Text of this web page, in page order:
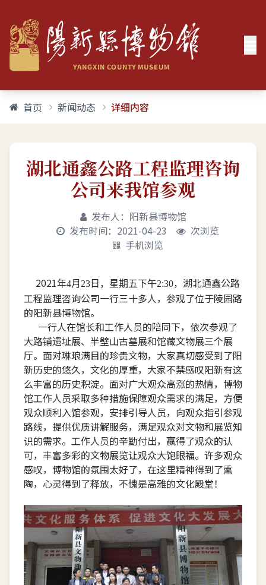
首页 新闻动态 详细内容
湖北通鑫公路工程监理咨询
公司来我馆参观
发布人：阳新县博物馆
发布时间：2021-04-23
次浏览
手机浏览
2021年4月 23 日，星期五下午2:30， 湖北通鑫公路
工程监理咨询公司一行三十多人，参观了位于陵园路
的阳新县博物馆。
一行人在馆长和工作人员的陪同下，依次参观了
大路铺遗址展、半壁山古墓展和馆藏文物展三个展
厅。面对琳琅满目的珍贵文物，大家真切感受到了阳
新历史的悠久，文化的厚重，大家不禁感叹阳新有这
么丰富的历史积淀。面对广大观众高涨的热情，博物
馆工作人员采取多种措施保障观众需求的满足，方便
观众顺利入馆参观，安排引导人员，向观众指引参观
路线，提供优质讲解服务，满足观众对文物和展览知
识的需求。工作人员的辛勤付出，赢得了观众的认
可，丰富多彩的文物展览让观众大饱眼福。许多观众
感叹，博物馆的氛围太好了，在这里精神得到了熏
陶，心灵得到了释放，不愧是高雅的文化殿堂！